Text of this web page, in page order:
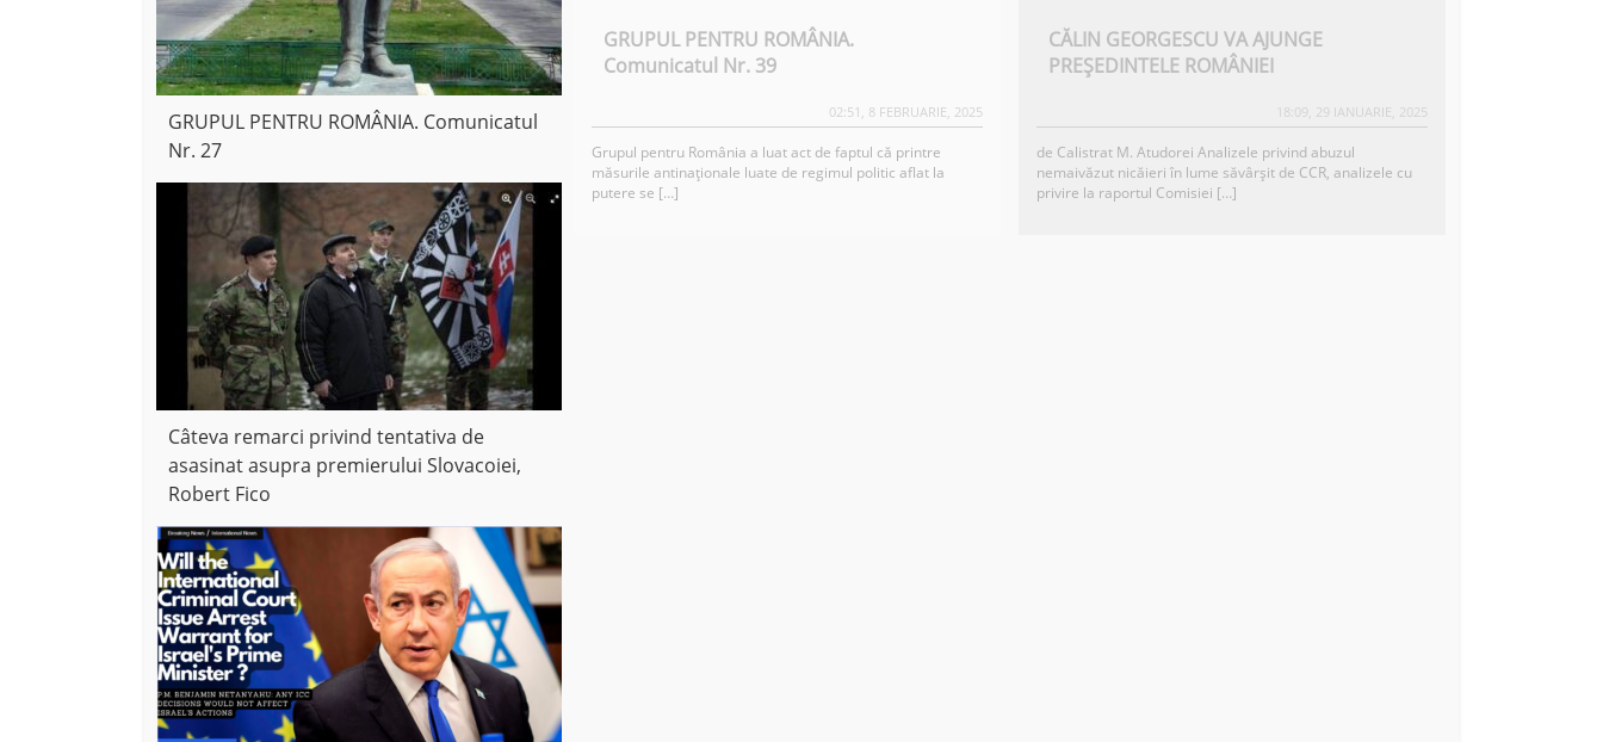
GRUPUL PENTRU ROMÂNIA. Comunicatul
Nr. 27
Câteva remarci privind tentativa de
asasinat asupra premierului Slovacoiei,
Robert Fico
GRUPUL PENTRU ROMÂNIA.
Comunicatul Nr. 39
02:51, 8 FEBRUARIE, 2025
Grupul pentru România a luat act de faptul că printre
măsurile antinaționale luate de regimul politic aflat la
putere se […]
CĂLIN GEORGESCU VA AJUNGE
PREȘEDINTELE ROMÂNIEI
18:09, 29 IANUARIE, 2025
de Calistrat M. Atudorei Analizele privind abuzul
nemaivăzut nicăieri în lume săvârșit de CCR, analizele cu
privire la raportul Comisiei […]